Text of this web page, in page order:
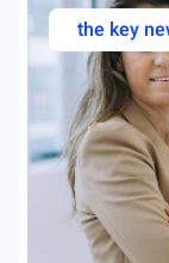
the key